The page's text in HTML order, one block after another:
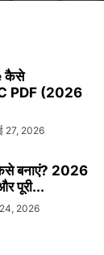
कैसे
PDF (2026
27, 2026
बनाएं? 2026
पूरी...
2026